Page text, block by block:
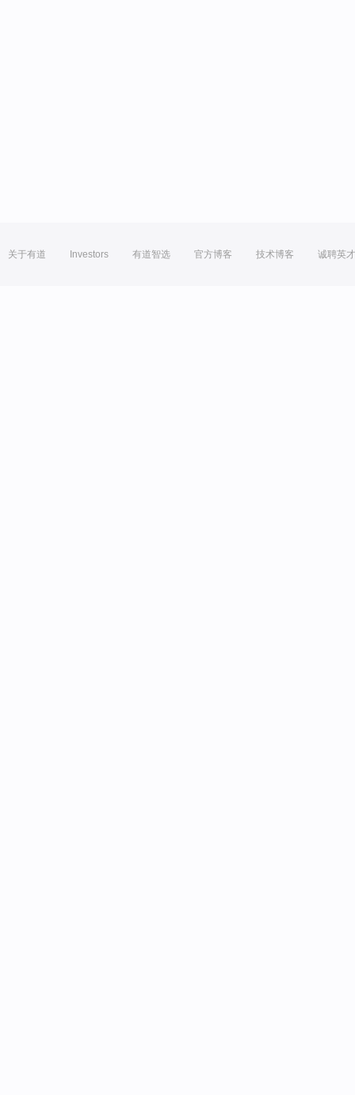
关于有道 Investors 有道智选 官方博客 技术博客 诚聘英才